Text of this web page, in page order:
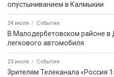
опустыниванием в Калмыкии
24 июля Событие
В Малодербетовском районе в
легкового автомобиля
23 июля Событие
Зрителям Телеканала «Россия